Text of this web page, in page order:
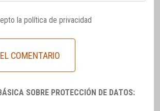
la política de privacidad
SOBRE PROTECCIÓN DE DATOS: